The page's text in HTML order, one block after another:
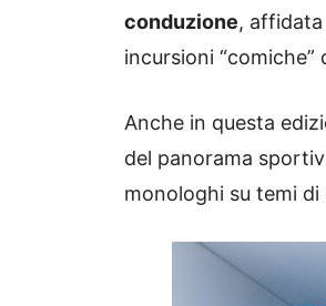
conduzione, affidata
incursioni “comiche”
Anche in questa
del panorama
monologhi su temi